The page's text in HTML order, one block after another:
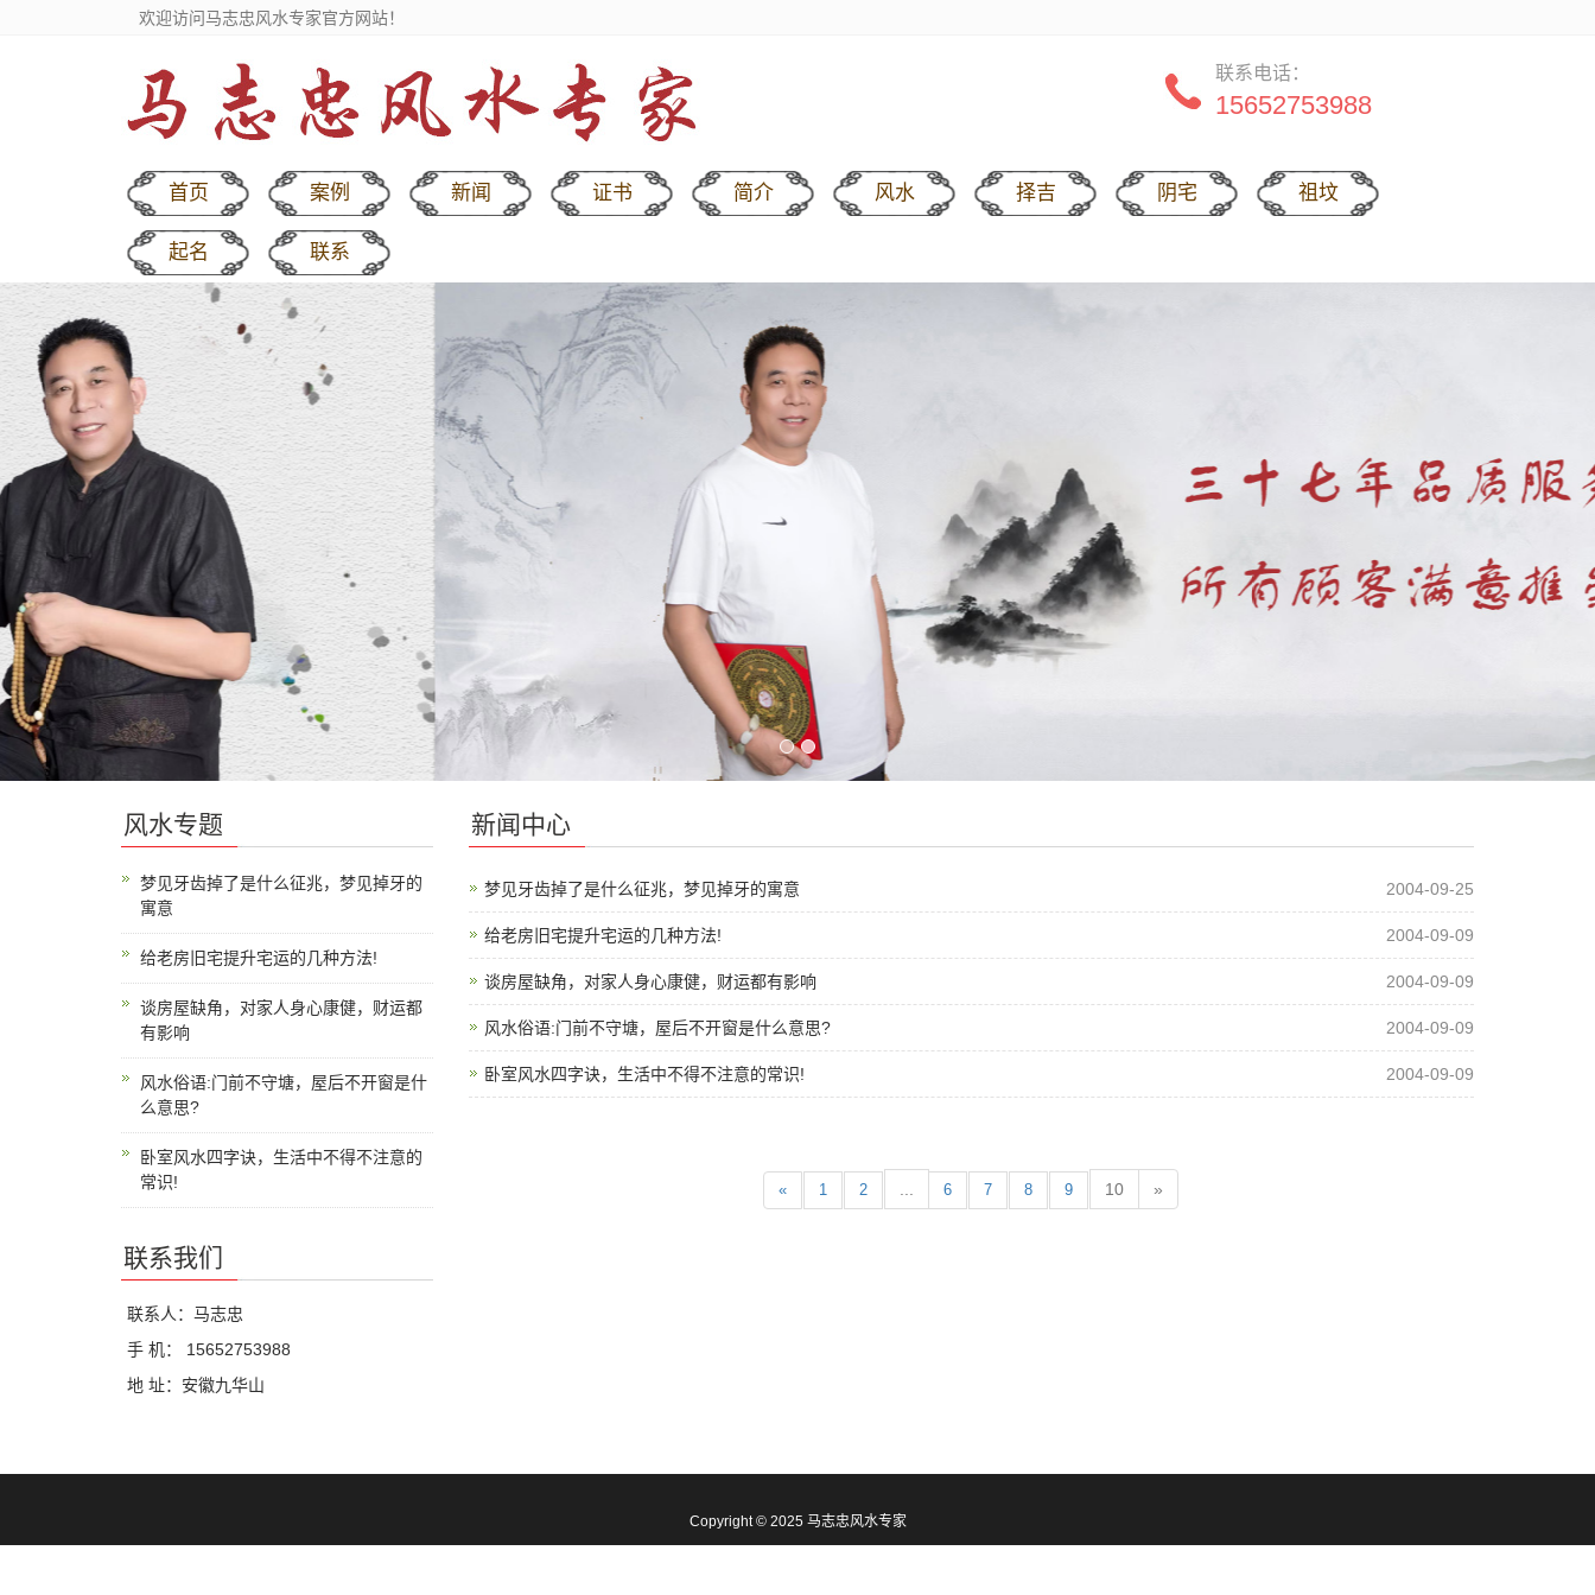
欢迎访问马志忠风水专家官方网站！
联系电话：
15652753988
首页 案例 新闻 证书 简介 风水 择吉 阴宅 祖坟
起名 联系
新闻中心
梦见牙齿掉了是什么征兆，梦见掉牙的寓意 2004-09-25
给老房旧宅提升宅运的几种方法! 2004-09-09
谈房屋缺角，对家人身心康健，财运都有影响 2004-09-09
风水俗语:门前不守塘，屋后不开窗是什么意思? 2004-09-09
卧室风水四字诀，生活中不得不注意的常识! 2004-09-09
« 1 2 6 7 8 9 10 »
风水专题
梦见牙齿掉了是什么征兆，梦见掉牙的
寓意
给老房旧宅提升宅运的几种方法!
谈房屋缺角，对家人身心康健，财运都
有影响
风水俗语:门前不守塘，屋后不开窗是什
么意思?
卧室风水四字诀，生活中不得不注意的
常识!
联系我们
联系人：马志忠
手 机： 15652753988
地 址：安徽九华山
Copyright © 2025 马志忠风水专家